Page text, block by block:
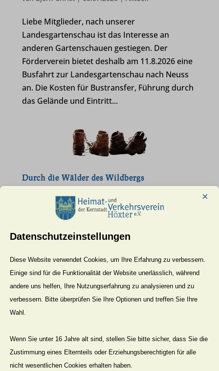
Liebe Mitglieder, nach unserer
Landesgartenschau ist das Interesse an
anderen Gartenschauen gestiegen. Der
Förderverein bietet deshalb am 11.8.2026 eine
Busfahrt zur Landesgartenschau nach Neuss
an. Die Kosten für Bustransfer, Führung durch
das Gelände und Eintritt...
Durch die Wälder des Wildbergs
Der Arbeitskreis Wandern des HVV lädt Sie zu
führt vom Parkplatz am Dorfeingang von
Rundweg auf die Anhöhen des Wildberges
durch Wälder, Wiesen und Feldmark zum
Ausgangspunkt zurück....
vonBjörn Christ|27.06.2026| Aktuell
Liebe Mitglieder und Freund des HVV Höxter,
Datenschutzeinstellungen
×
Diese Website verwendet Cookies, um Ihre Erfahrung zu verbessern.
Einige sind für die Funktionalität der Website unerlässlich, während
andere uns helfen, Ihre Nutzungserfahrung zu analysieren und zu
verbessern. Bitte überprüfen Sie Ihre Optionen und treffen Sie Ihre
Wahl.
Wenn Sie unter 16 Jahre alt sind, stellen Sie bitte sicher, dass Sie die
Zustimmung eines Elternteils oder Erziehungsberechtigten für alle
nicht wesentlichen Cookies erhalten haben.